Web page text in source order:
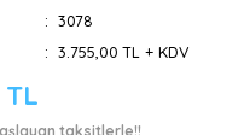
3078
3.755,00 TL + KDV
taksitlerle!!